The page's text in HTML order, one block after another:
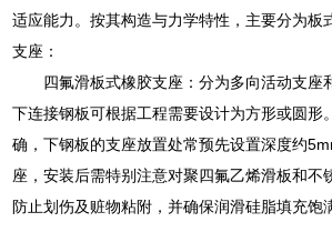
适应能力。按其构造与力学特性，主要分为板
支座：
四氟滑板式橡胶支座：分为多向活动支座
下连接钢板可根据工程需要设计为方形或圆形
确，下钢板的支座放置处常预先设置深度约
座，安装后需特别注意对聚四氟乙烯滑板和不
防止划伤及赃物粘附，并确保润滑硅脂填充饱